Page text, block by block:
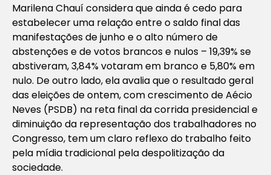
Marilena Chauí considera que ainda é cedo para
estabelecer uma relação entre o saldo final das
manifestações de junho e o alto número de
abstenções e de votos brancos e nulos – 19,39% se
abstiveram, 3,84% votaram em branco e 5,80% em
nulo. De outro lado, ela avalia que o resultado geral
das eleições de ontem, com crescimento de Aécio
Neves (PSDB) na reta final da corrida presidencial e
diminuição da representação dos trabalhadores no
Congresso, tem um claro reflexo do trabalho feito
pela mídia tradicional pela despolitização da
sociedade.